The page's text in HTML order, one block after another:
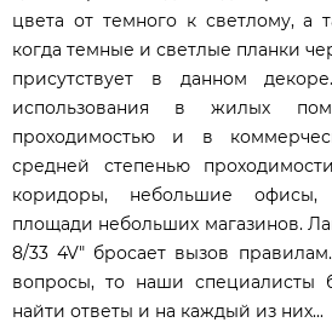
цвета от темного к светлому, а
когда темные и светлые планки
присутствует в данном
использования в жилых
проходимостью и в
средней степенью
коридоры, небольшие
площади небольших магазинов.
8/33 4V" бросает вызов
вопросы, то наши специалисты
найти ответы и на каждый из них...